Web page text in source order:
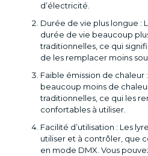
d’électricité.
Durée de vie plus longue :
durée de vie beaucoup
traditionnelles, ce qui
de les remplacer moins
Faible émission de chaleur
beaucoup moins de
traditionnelles, ce qui les
confortables à utiliser.
Facilité d’utilisation : Les
utiliser et à contrôler, que
en mode DMX. Vous